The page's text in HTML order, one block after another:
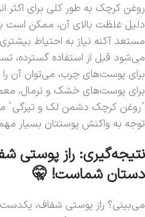
روغن کرچک به طور کلی برای اکثر
دلیل غلظت بالای آن، ممکن
مستعد آکنه نیاز به احتیاط
می‌شود قبل از استفاده گسترده،
برای پوست‌های چرب، می‌توان آن
برای پوست‌های خشک و نرمال،
`روغن کرچک دشمن لک و تیرگی`
توجه به واکنش پوستتان بسیار
نتیجه‌گیری: راز پوستی
دستان شماست! 🤫
می‌بینی؟ راز پوستی شفاف،